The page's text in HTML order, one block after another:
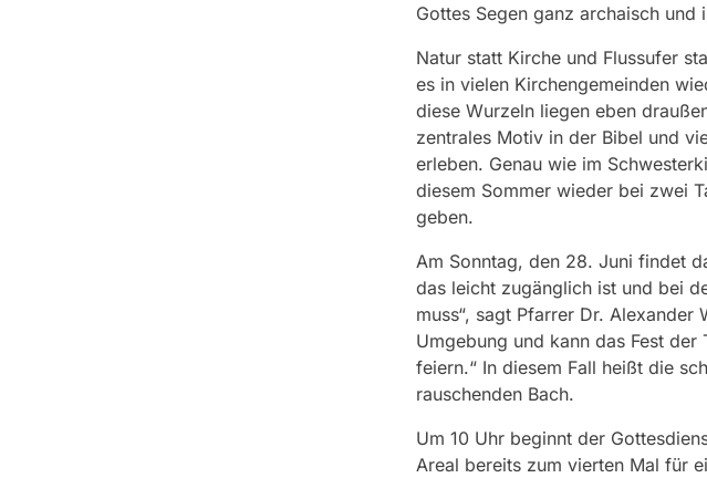
Gottes Segen ganz archaisch und
Natur statt Kirche und Flussufer
es in vielen Kirchengemeinden
diese Wurzeln liegen eben
zentrales Motiv in der Bibel und
erleben. Genau wie im
diesem Sommer wieder bei zwei
geben.
Am Sonntag, den 28. Juni findet
das leicht zugänglich ist und bei
muss“, sagt Pfarrer Dr. Alexander
Umgebung und kann das Fest
feiern.“ In diesem Fall heißt die
rauschenden Bach.
Um 10 Uhr beginnt der
Areal bereits zum vierten Mal für